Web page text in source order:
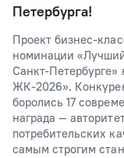
Петербурга!
Проект бизнес-
номинации
Санкт-
ЖК-2026».
боролись 17
награда —
потребительских
самым строгим